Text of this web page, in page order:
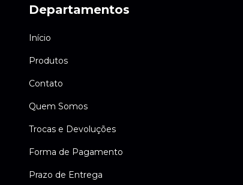
Departamentos
Início
Produtos
Contato
Quem Somos
Trocas e Devoluções
Forma de Pagamento
Prazo de Entrega